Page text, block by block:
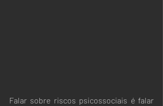
Falar sobre riscos psicossociais é falar